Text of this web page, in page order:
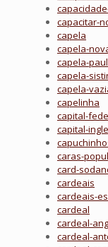
capacitar-
capela
capela-
capela-
capela-
capela-
capelinha
capital-
capital-
caras-
card-
cardeais
cardeais-
cardeal
cardeal-
cardeal-